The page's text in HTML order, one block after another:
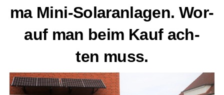
ma Mini-Solar­an­la­gen. Wor­
auf man beim Kauf ach­
ten muss.